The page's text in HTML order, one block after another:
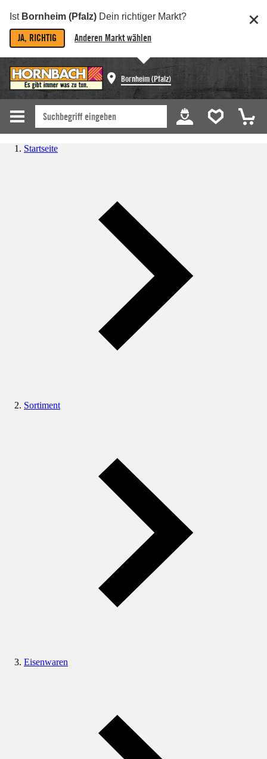
Ist Bornheim (Pfalz) Dein richtiger Markt?
JA, RICHTIG Anderen Markt wählen
Bornheim (Pfalz)
Startseite
Sortiment
Eisenwaren